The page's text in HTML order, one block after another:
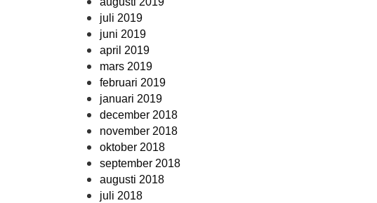
juli 2019
juni 2019
april 2019
mars 2019
februari 2019
januari 2019
december 2018
november 2018
oktober 2018
september 2018
augusti 2018
juli 2018